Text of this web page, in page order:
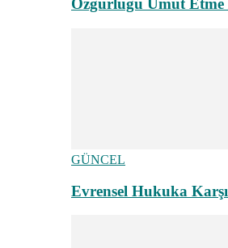
Özgürlüğü Umut Etme
GÜNCEL
Evrensel Hukuka